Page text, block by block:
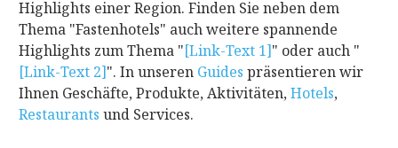
Highlights einer Region. Finden Sie neben dem
Thema "Fastenhotels" auch weitere spannende
Highlights zum Thema "[Link-Text 1]" oder auch "
[Link-Text 2]". In unseren Guides präsentieren wir
Ihnen Geschäfte, Produkte, Aktivitäten,Hotels,
Restaurants und Services.